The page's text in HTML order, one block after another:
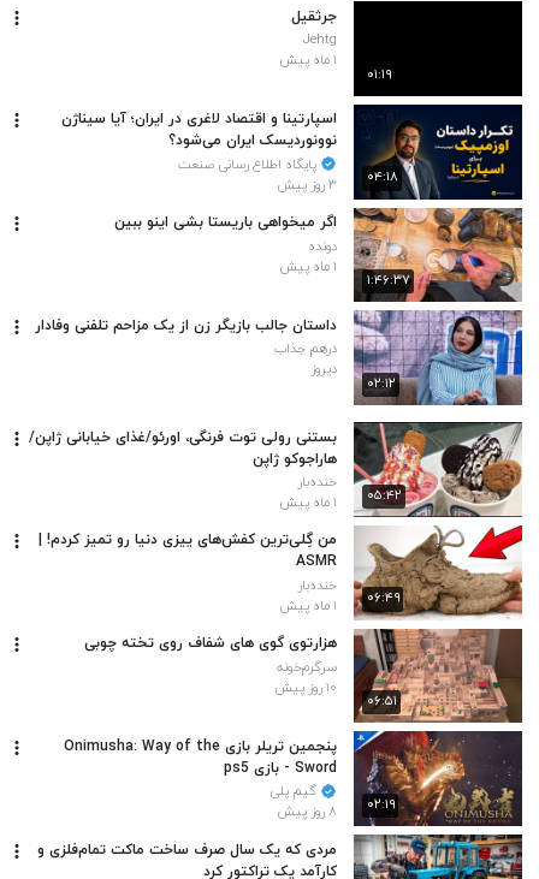
۰۱:۱۹
جرثقیل
Jehtg
۱ ماه پیش
۰۴:۱۸
اسپارتینا و اقتصاد لاغری در ایران؛ آیا سیناژن
نوونوردیسک ایران می‌شود؟
پایگاه اطلاع رسانی صنعت
۳ روز پیش
۱:۴۶:۳۷
اگر میخواهی باریستا بشی اینو ببین
دونده
۱ ماه پیش
۰۲:۱۲
داستان جالب بازیگر زن از یک مزاحم تلفنی وفادار
درهم جذاب
دیروز
۰۵:۴۲
بستنی رولی توت فرنگی، اورئو/غذای خیابانی ژاپن/
هاراجوکو ژاپن
خنده‌بار
۱ ماه پیش
۰۶:۴۹
من گِلی‌ترین کفش‌های ییزی دنیا رو تمیز کردم! |
ASMR
خنده‌بار
۱ ماه پیش
۰۶:۵۱
هزارتوی گوی های شفاف روی تخته چوبی
سرگرم‌خونه
۱۰ روز پیش
۰۲:۱۹
پنجمین تریلر بازی Onimusha: Way of the
Sword - بازی ps5
گیم پلی
۸ روز پیش
مردی که یک سال صرف ساخت ماکت تمام‌فلزی و
کارآمد یک تراکتور کرد